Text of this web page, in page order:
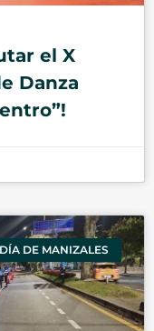
el X
Danza
DE MANIZALES